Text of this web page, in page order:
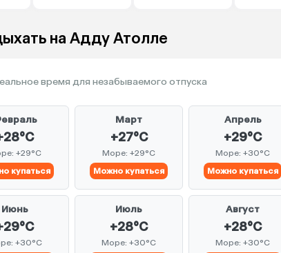
на Адду Атолле
время для незабываемого отпуска
+29°C
купаться
Март
+27°C
Море: +29°C
Можно купаться
Апрель
+29°C
Море: +30°C
Можно купаться
Июнь
+30°C
Июль
+28°C
Море: +30°C
Август
+28°C
Море: +30°C